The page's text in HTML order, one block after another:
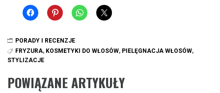
PORADY I RECENZJE
FRYZURA, KOSMETYKI DO WŁOSÓW, PIELĘGNACJA WŁOSÓW,
STYLIZACJE
POWIĄZANE ARTYKUŁY